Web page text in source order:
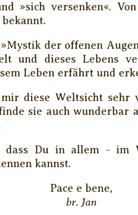
»sich versenken«.
der offenen
und dieses Lebens
Leben erfährt und
diese Weltsicht
sie auch wunderbar
dass Du in allem - im
kannst.
Pace e bene,
br. Jan